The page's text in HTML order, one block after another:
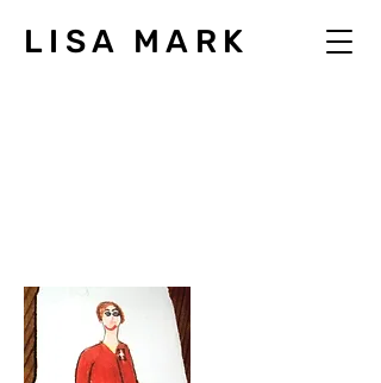
LISA MARK